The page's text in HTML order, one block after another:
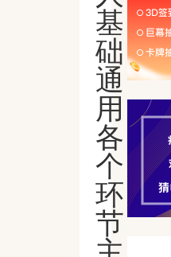
基
础
通
用
各
个
环
节